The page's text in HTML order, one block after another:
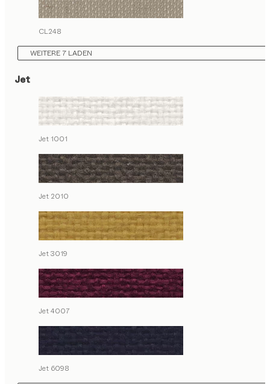
CL248
WEITERE 7 LADEN
Jet
Jet 1001
Jet 2010
Jet 3019
Jet 4007
Jet 6098